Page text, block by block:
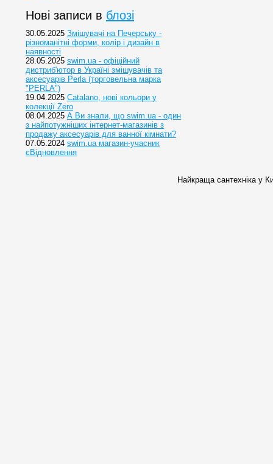
Нові записи в блозі
30.05.2025 Змішувачі на Печерську -
різноманітні форми, колір і дизайн в
наявності
28.05.2025 swim.ua - офіційний
дистриб'ютор в Україні змішувачів та
аксесуарів Perla (торговельна марка
"PERLA")
19.04.2025 Catalano, нові кольори у
колекції Zero
08.04.2025 А Ви знали, що swim.ua - один
з найпотужніших інтернет-магазинів з
продажу аксесуарів для ванної кімнати?
07.05.2024 swim.ua магазин-учасник
єВідновлення
Найкраща сантехніка у